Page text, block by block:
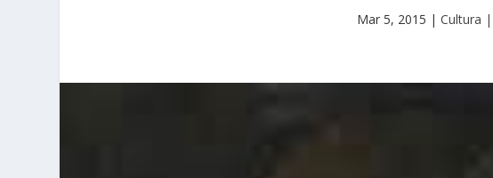
Mar 5, 2015 | Cultura